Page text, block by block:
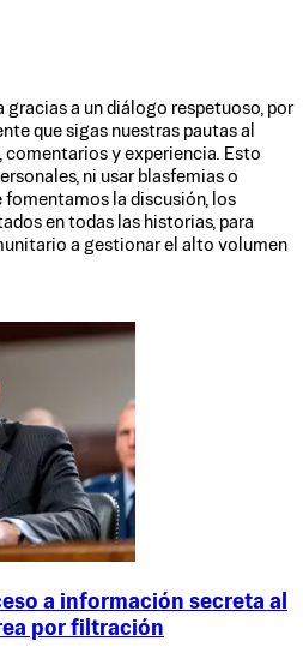
gracias a un diálogo respetuoso, por
que sigas nuestras pautas al
y experiencia. Esto
ni usar blasfemias o
fomentamos la discusión, los
en todas las historias, para
a gestionar el alto volumen
a información secreta al
por filtración